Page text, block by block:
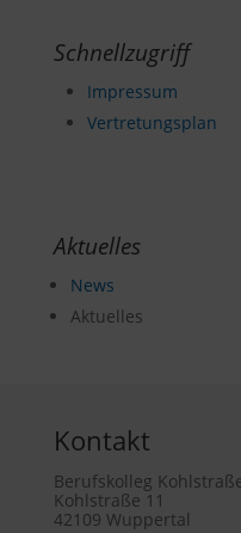
Schnellzugriff
Impressum
Vertretungsplan
Aktuelles
News
Aktuelles
Kontakt
Berufskolleg
Kohlstraße 11
42109 Wuppertal